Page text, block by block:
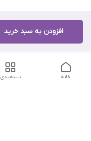
افزودن به سبد خرید
دسته‌بندی خانه